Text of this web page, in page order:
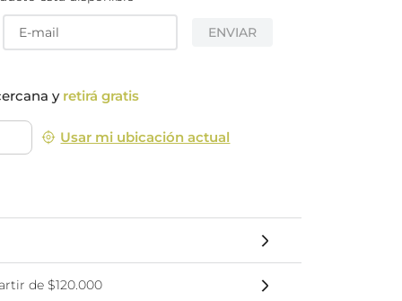
ENVIAR
y retirá gratis
Usar mi ubicación actual
de $120.000